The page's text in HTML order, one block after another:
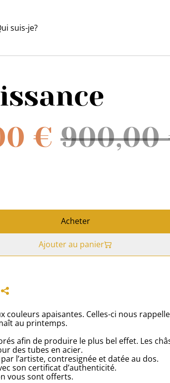
suis-je?
€ 900,00
Acheter
Ajouter au panier
couleurs apaisantes. Celles-ci nous
au printemps.
afin de produire le plus bel effet. Les
des tubes en acier.
l’artiste, contresignée et datée au dos.
son certificat d’authenticité.
vous sont offerts.